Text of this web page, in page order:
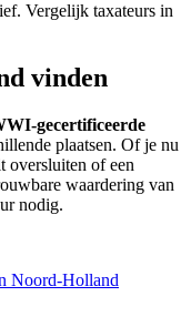
Vergelijk taxateurs in
vinden
gecertificeerde
plaatsen. Of je nu
oversluiten of een
waardering van
nodig.
Noord-Holland